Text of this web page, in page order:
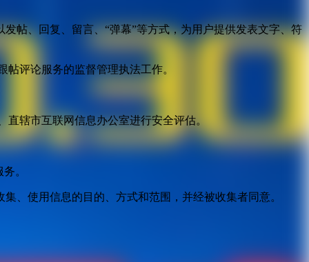
帖、回复、留言、“弹幕”等方式，为用户提供发表文字、符
评论服务的监督管理执法工作。
辖市互联网信息办公室进行安全评估。
。
、使用信息的目的、方式和范围，并经被收集者同意。